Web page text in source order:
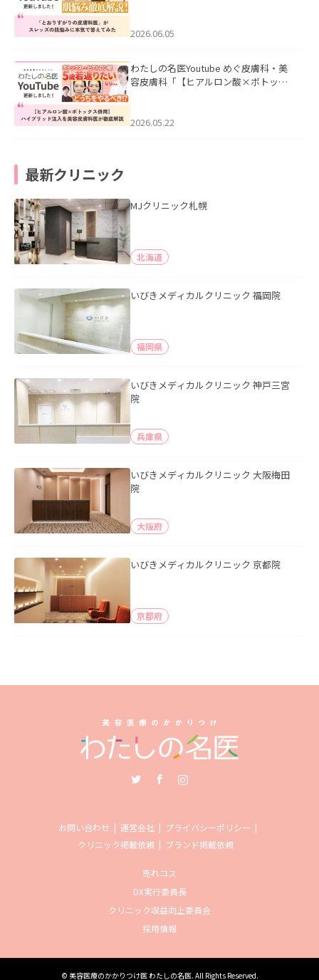
2026.06.05
わたしの名医Youtube めぐ皮膚科・美
容皮膚科「【ヒアルロン酸×ボトック
た。
2026.05.22
最新クリニック
MJクリニック札幌
北海道
いびきメディカルクリニック 福岡院
福岡県
いびきメディカルクリニック 神戸三宮
院
兵庫県
いびきメディカルクリニック 大阪梅田
院
大阪府
いびきメディカルクリニック 京都院
京都府
お問い合わせ 運営会社
プライバシーポリシー
クリニック掲載依頼
ブランド掲載依頼
売れコス
DX実行委員長
クリニック収益向上委員会
採用情報
© 美容医療のかかりつけ医 わたしの名医. All Rights Reserved.